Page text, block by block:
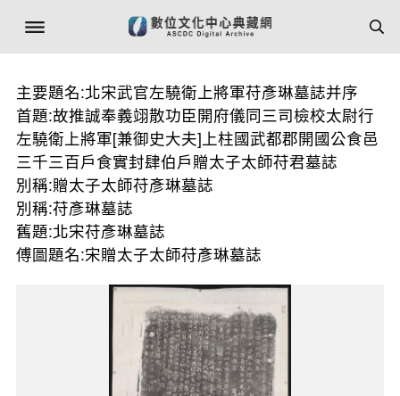
主要題名:北宋武官左驍衛上將軍苻彥琳墓誌并序
首題:故推誠奉義翊散功臣開府儀同三司檢校太尉行
左驍衛上將軍[兼御史大夫]上柱國武都郡開國公食邑
三千三百戶食實封肆伯戶贈太子太師苻君墓誌
別稱:贈太子太師苻彥琳墓誌
別稱:苻彥琳墓誌
舊題:北宋苻彥琳墓誌
傅圖題名:宋贈太子太師苻彥琳墓誌